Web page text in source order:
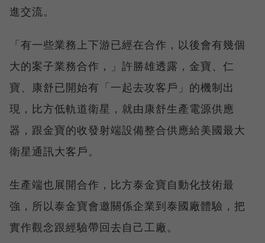
進交流。
「有一些業務上下游已經在合作，以後會有幾個
大的案子業務合作，」許勝雄透露，金寶、仁
寶、康舒已開始有「一起去攻客戶」的機制出
現，比方低軌道衛星，就由康舒生產電源供應
器，跟金寶的收發射端設備整合供應給美國最大
衛星通訊大客戶。
生產端也展開合作，比方泰金寶自動化技術最
強，所以泰金寶會邀關係企業到泰國廠體驗，把
實作觀念跟經驗帶回去自己工廠。